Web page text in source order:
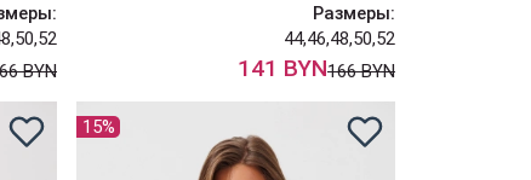
BYN
Размеры:
44,46,48,50,52
141 BYN166 BYN
15%